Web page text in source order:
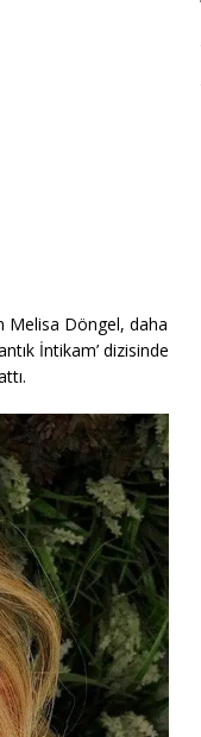
Melisa Döngel, daha
İntikam’ dizisinde